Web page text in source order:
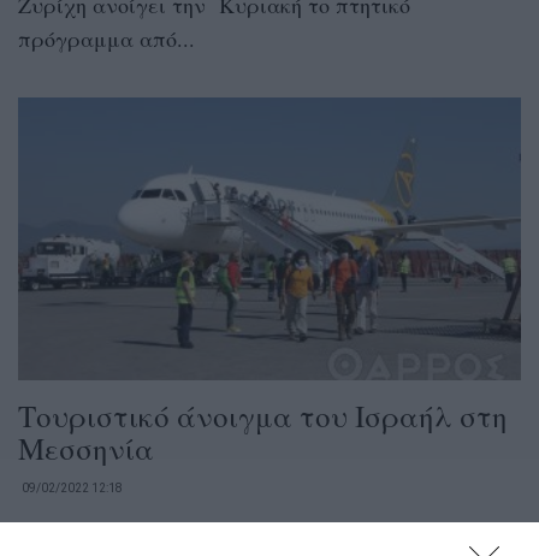
πρόγραμμα από...
Τουριστικό άνοιγμα του Ισραήλ στη
Μεσσηνία
09/02/2022 12:18
Ευοίωνες προοπτικές για την ανάπτυξη των